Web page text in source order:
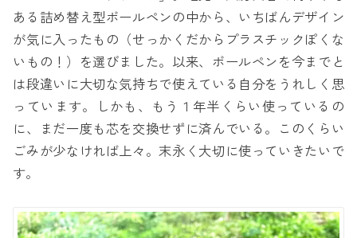
ある詰め替え型ボールペンの中から、いちばんデザイン
が気に入ったもの（せっかくだからプラスチックぽくな
いもの！）を選びました。以来、ボールペンを今までと
は段違いに大切な気持ちで使えている自分をうれしく思
っています。しかも、もう１年半くらい使っているの
に、まだ一度も芯を交換せずに済んでいる。このくらい
ごみが少なければ上々。末永く大切に使っていきたいで
す。